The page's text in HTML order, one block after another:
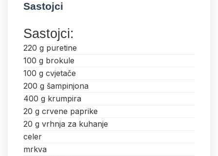
Sastojci
Sastojci:
220 g puretine
100 g brokule
100 g cvjetače
200 g šampinjona
400 g krumpira
20 g crvene paprike
20 g vrhnja za kuhanje
celer
mrkva